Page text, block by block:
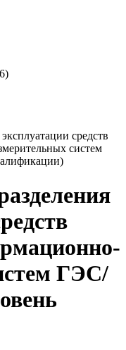
средств
систем
ГЭС/